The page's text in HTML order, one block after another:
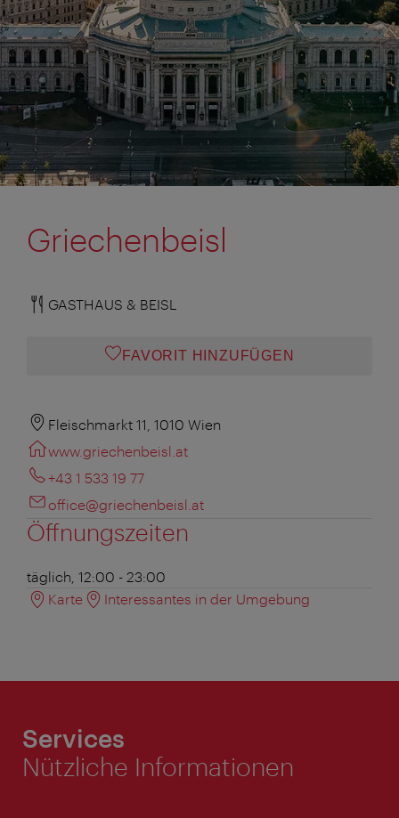
Griechenbeisl
GASTHAUS & BEISL
FAVORIT HINZUFÜGEN
Fleischmarkt 11, 1010 Wien
www.griechenbeisl.at
+43 1 533 19 77
office@griechenbeisl.at
Öffnungszeiten
täglich, 12:00 - 23:00
Karte
Interessantes in der Umgebung
Services
Nützliche Informationen